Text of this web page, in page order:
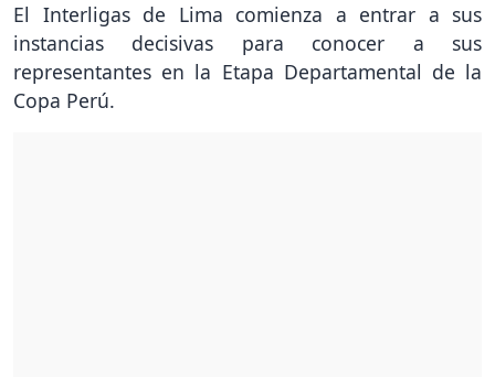
El Interligas de Lima comienza a entrar a sus
instancias decisivas para conocer a sus
representantes en la Etapa Departamental de la
Copa Perú.